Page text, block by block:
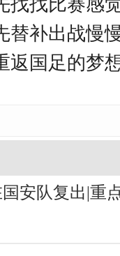
补出战慢
国足的梦
安队复出|重